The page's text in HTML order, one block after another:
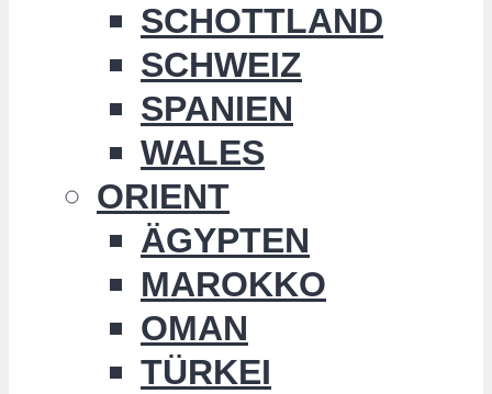
SCHOTTLAND
SCHWEIZ
SPANIEN
WALES
ORIENT
ÄGYPTEN
MAROKKO
OMAN
TÜRKEI